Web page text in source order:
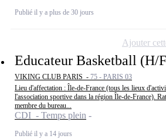
Publié il y a plus de 30 jours
Educateur Basketball (H/
VIKING CLUB PARIS - 75 - PARIS 03
Lieu d'affectation : Île-de-France (tous les lieux
l'association sportive dans la région Île-de-France).
membre du bureau...
CDI - Temps plein
Publié il y a 14 jours
Ajouter